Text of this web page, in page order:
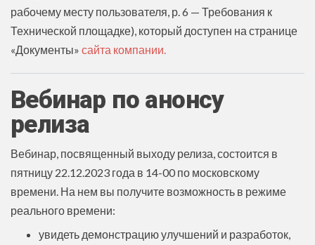
рабочему месту пользователя, р. 6 — Требования к
Технической площадке), который доступен на странице
«Документы» сайта компании.
Вебинар по анонсу
релиза
Вебинар, посвященный выходу релиза, состоится в
пятницу 22.12.2023 года в 14-00 по московскому
времени. На нем вы получите возможность в режиме
реального времени:
увидеть демонстрацию улучшений и разработок,